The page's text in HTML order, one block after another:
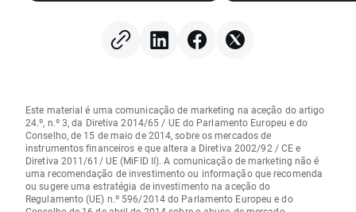
Este material é uma comunicação de marketing na aceção do artigo
24.º, n.º 3, da Diretiva 2014/65 / UE do Parlamento Europeu e do
Conselho, de 15 de maio de 2014, sobre os mercados de
instrumentos financeiros e que altera a Diretiva 2002/92 / CE e
Diretiva 2011/61/ UE (MiFID II). A comunicação de marketing não é
uma recomendação de investimento ou informação que recomenda
ou sugere uma estratégia de investimento na aceção do
Regulamento (UE) n.º 596/2014 do Parlamento Europeu e do